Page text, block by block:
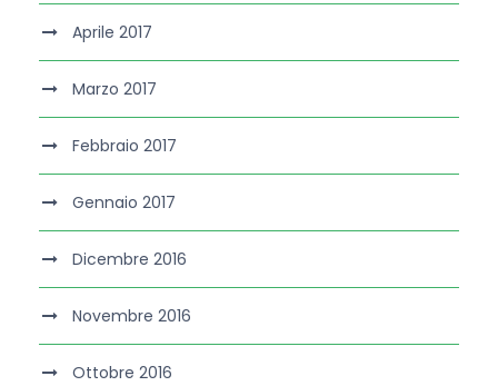
Aprile 2017
Marzo 2017
Febbraio 2017
Gennaio 2017
Dicembre 2016
Novembre 2016
Ottobre 2016